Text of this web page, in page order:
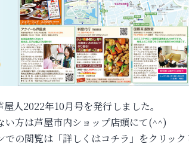
人2022年10月号を発行しました。
い方は芦屋市内ショップ店頭にて(^^)
での閲覧は「詳しくはコチラ」をクリッ